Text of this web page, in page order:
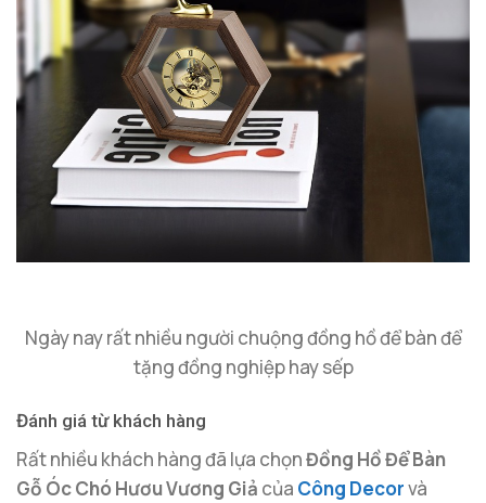
Ngày nay rất nhiều người chuộng đồng hồ để bàn để
tặng đồng nghiệp hay sếp
Đánh giá từ khách hàng
Rất nhiều khách hàng đã lựa chọnĐồng Hồ Để Bàn
Gỗ Óc Chó Hươu Vương Giả của Công Decorvà